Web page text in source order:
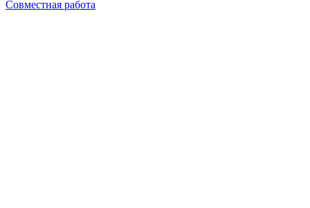
Совместная работа